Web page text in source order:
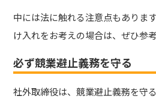
中には法に触れる注意点もありま
け入れをお考えの場合は、ぜひ参
必ず競業避止義務を守る
社外取締役は、競業避止義務を守